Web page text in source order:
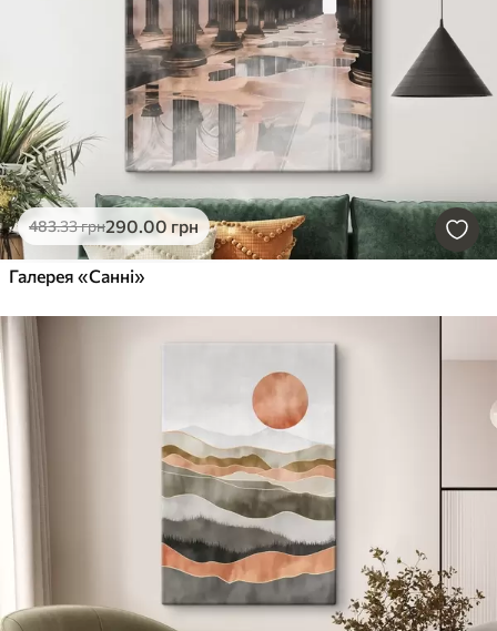
483.33грн290.00 грн
Галерея «Санні»